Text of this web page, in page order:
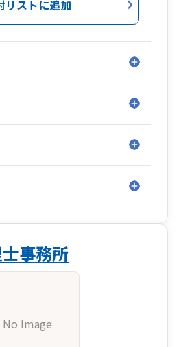
普段の相談はいつでもライン
方は、ご連絡のうえ、当社
ほか、全国どこからでも対
リストに追加
事務所
No Image